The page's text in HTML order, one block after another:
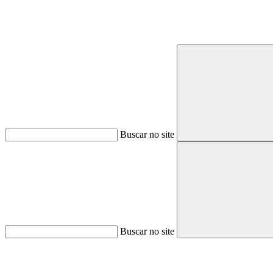
Buscar no site
Buscar no site